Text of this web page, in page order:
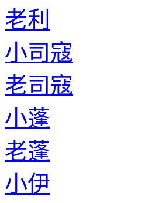
老利
小司寇
老司寇
小蓬
老蓬
小伊